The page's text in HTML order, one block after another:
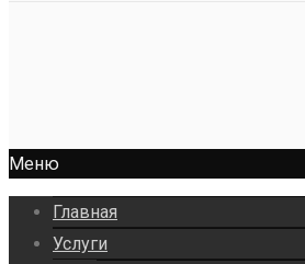
Меню
Главная
Услуги